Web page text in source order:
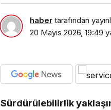
haber tarafından
20 Mayıs 2026, 19:49
Sürdürülebilirlik